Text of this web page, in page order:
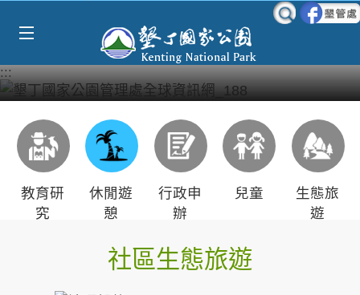
:::
教育研
究
休閒遊
憩
行政申
辦
兒童
生態旅
遊
社區生態旅遊